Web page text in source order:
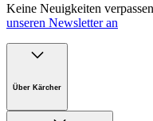
Keine Neuigkeiten
unseren Newsletter an
Über Kärcher